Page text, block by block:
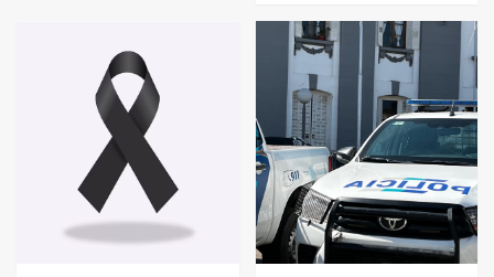
en la mañana del lunes
Accidente en Ruta 5: falleció un
joven de Trenque Lauquen
Los precios de los combustibles en
La Pampa, desde YPF hasta Axion
entre 857 a 1338 pesos